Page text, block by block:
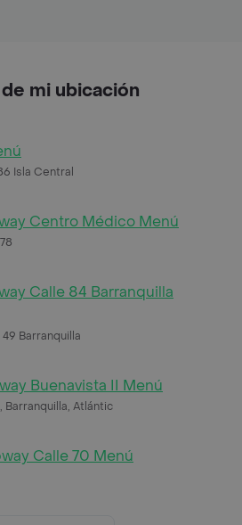
mi ubicación
Isla Central
Centro Médico Menú
Calle 84 Barranquilla
Barranquilla
Buenavista II Menú
Barranquilla, Atlántic
Calle 70 Menú